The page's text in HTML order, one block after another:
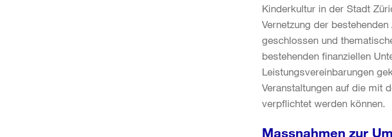
Kinderkultur in der Stadt
Vernetzung der
geschlossen und
bestehenden finanziellen
Leistungsvereinbarungen
Veranstaltungen auf die mit
verpflichtet werden können.
Massnahmen zur